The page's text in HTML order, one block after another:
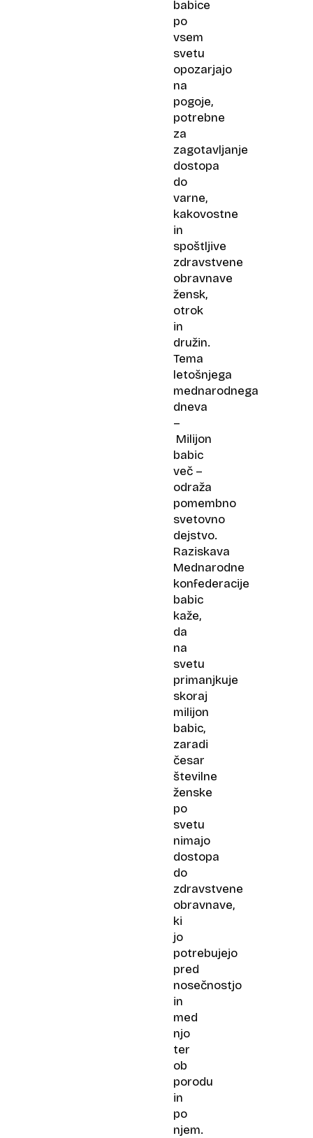
babice
po
vsem
svetu
opozarjajo
na
pogoje,
potrebne
za
zagotavljanje
dostopa
do
varne,
kakovostne
in
spoštljive
zdravstvene
obravnave
žensk,
otrok
in
družin.
Tema
letošnjega
mednarodnega
dneva
–
Milijon
babic
več –
odraža
pomembno
svetovno
dejstvo.
Raziskava
Mednarodne
konfederacije
babic
kaže,
da
na
svetu
primanjkuje
skoraj
milijon
babic,
zaradi
česar
številne
ženske
po
svetu
nimajo
dostopa
do
zdravstvene
obravnave,
ki
jo
potrebujejo
pred
nosečnostjo
in
med
njo
ter
ob
porodu
in
po
njem.